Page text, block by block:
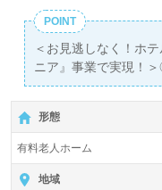
POINT
＜お見逃しなく！ホ
ニア』事業で実現！
【月給265,035円～
有資格者向け求人＊
入居定員37名（37室/
会社共立メンテナン
です。従業員数5,939
形態
有料老人ホーム
地域